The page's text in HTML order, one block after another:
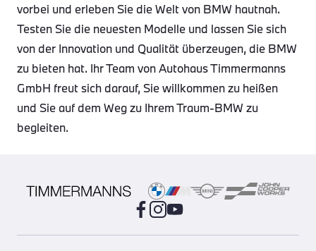
vorbei und erleben Sie die Welt von BMW hautnah.
Testen Sie die neuesten Modelle und lassen Sie sich
von der Innovation und Qualität überzeugen, die BMW
zu bieten hat. Ihr Team von Autohaus Timmermanns
GmbH freut sich darauf, Sie willkommen zu heißen
und Sie auf dem Weg zu Ihrem Traum-BMW zu
begleiten.